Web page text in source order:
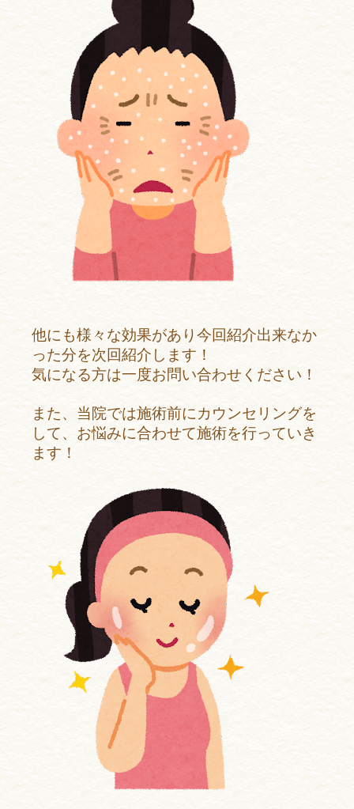
他にも様々な効果があり今回紹介出来なか
った分を次回紹介します！
気になる方は一度お問い合わせください！
また、当院では施術前にカウンセリングを
して、お悩みに合わせて施術を行っていき
ます！